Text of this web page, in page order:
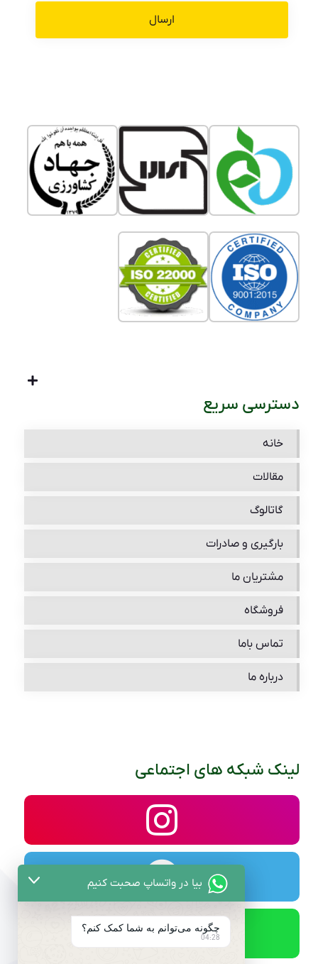
دسترسی سریع
خانه
مقالات
گاتالوگ
بارگیری و صادرات
مشتریان ما
فروشگاه
تماس باما
درباره ما
لینک شبکه های اجتماعی
بیا در واتساپ صحبت کنیم
چگونه می‌توانم به شما کمک کنم؟
04:28